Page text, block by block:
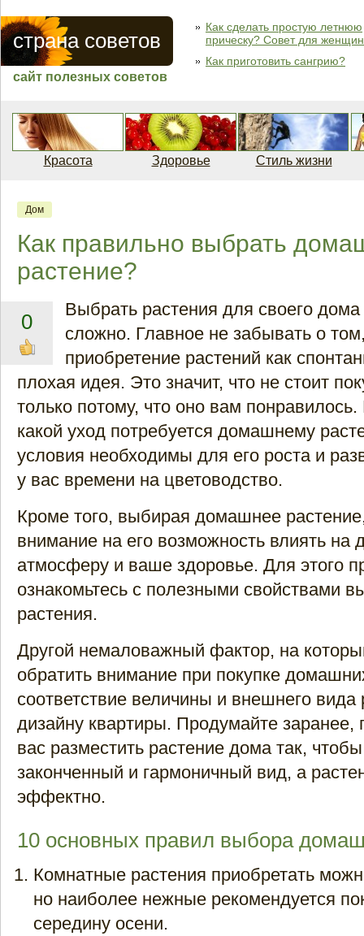
страна советов
сайт полезных советов
Как сделать простую летнюю
прическу? Совет для женщин
Как приготовить сангрию?
Красота Здоровье Стиль жизни
Дом
Как правильно выбрать
растение?
0
Выбрать растения для своего дома
сложно. Главное не забывать о
приобретение растений как
плохая идея. Это значит, что не стоит
только потому, что оно вам
какой уход потребуется домашнему
условия необходимы для его роста и
у вас времени на цветоводство.
Кроме того, выбирая домашнее
внимание на его возможность влиять
атмосферу и ваше здоровье. Для этого
ознакомьтесь с полезными свойствами
растения.
Другой немаловажный фактор, на
обратить внимание при покупке
соответствие величины и внешнего вида
дизайну квартиры. Продумайте заранее,
вас разместить растение дома так,
законченный и гармоничный вид, а
эффектно.
10 основных правил выбора
Комнатные растения приобретать
но наиболее нежные рекомендуется
середину осени.